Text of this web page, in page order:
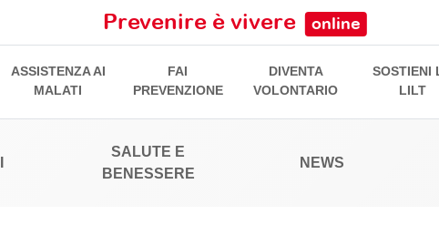
Prevenire è vivere online
ASSISTENZA AI
MALATI
FAI
PREVENZIONE
DIVENTA
VOLONTARIO
SOSTIENI
LILT
SALUTE E
BENESSERE
NEWS